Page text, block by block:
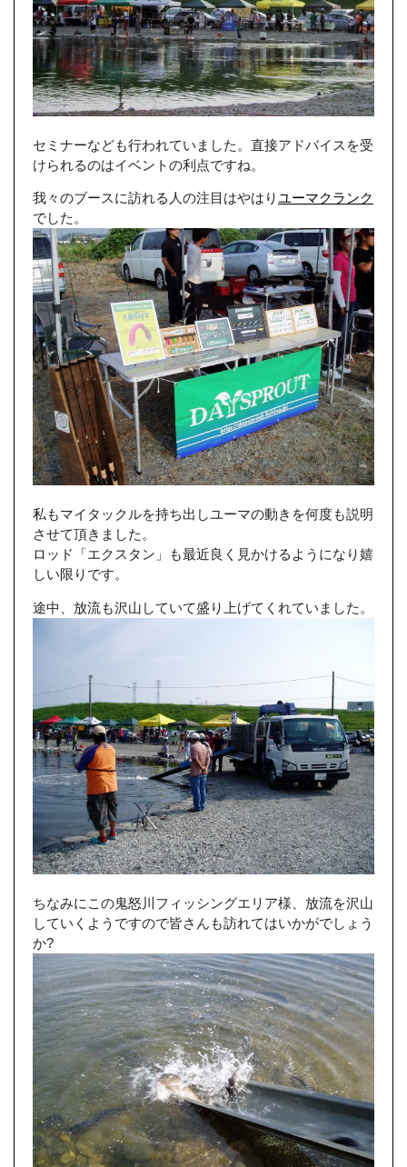
セミナーなども行われていました。直接アドバイスを受
けられるのはイベントの利点ですね。
我々のブースに訪れる人の注目はやはりユーマクランク
でした。
私もマイタックルを持ち出しユーマの動きを何度も説明
させて頂きました。
ロッド「エクスタン」も最近良く見かけるようになり嬉
しい限りです。
途中、放流も沢山していて盛り上げてくれていました。
ちなみにこの鬼怒川フィッシングエリア様、放流を沢山
していくようですので皆さんも訪れてはいかがでしょう
か?